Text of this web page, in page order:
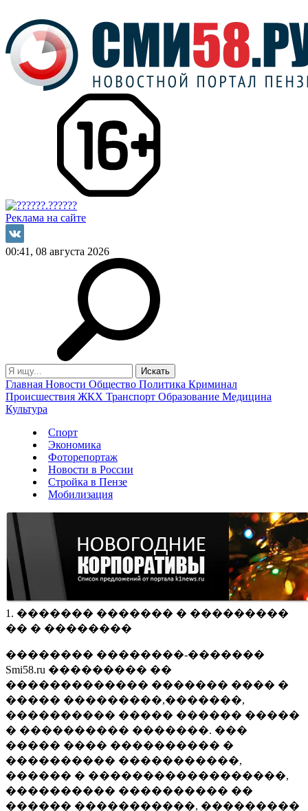
Реклама на сайте
00:41, 08 августа 2026
Главная Новости Общество Политика Криминал
Происшествия ЖКХ Транспорт Образование Медицина
Культура
Спорт
Экономика
Фоторепортаж
Новости в России
Стройка в Пензе
Мобилизация
1. ������� ������� � ���������
�� � ��������
�������� ��������-�������
Smi58.ru ��������� ��
������������� ������� ���� �
����� ���������,�������,
���������� ����� ������ �����
� ���������� �������. ���
����� ���� ���������� �
���������� �����������,
������ � ������������������,
���������� ���������� ��
������ �����������, ���������